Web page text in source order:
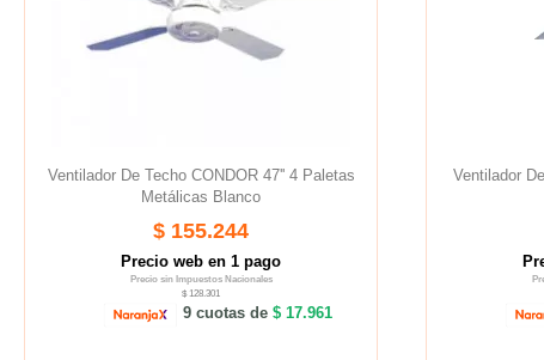
Ventilador De Techo CONDOR 47'' 4 Paletas
Metálicas Blanco
$ 155.244
Precio web en 1 pago
Precio sin Impuestos Nacionales
$ 128.301
9 cuotas de$ 17.961
Ventilador